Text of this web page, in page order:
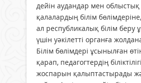
дейін аудандар мен
қалалардың білім бөлімдеріне,
ал республикалық білім беру
үшін уәкілетті органға
Білім бөлімдері ұсынылған
қарап, педагогтердің
жоспарын қалыптастырады